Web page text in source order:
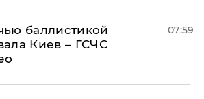
баллистикой
Киев – ГСЧС
07:59